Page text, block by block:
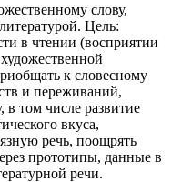
слову,
Цель:
в чтении (восприятии
к словесному
и переживаний,
в том числе развитие
вкуса,
речь, поощрять
прототипы, данные в
речи.